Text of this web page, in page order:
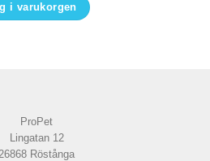
i varukorgen
ProPet
Lingatan 12
Röstånga